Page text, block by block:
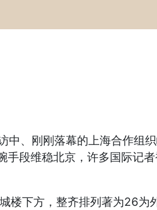
中、刚刚落幕的上海合作组
段维稳北京，许多国际记者
楼下方，整齐排列著为26为